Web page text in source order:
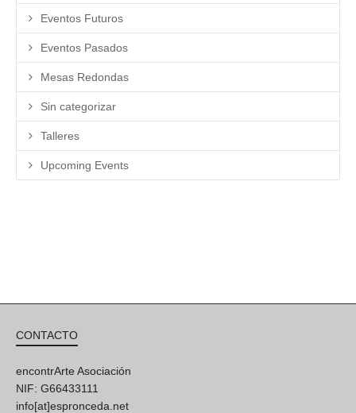
Eventos Futuros
Eventos Pasados
Mesas Redondas
Sin categorizar
Talleres
Upcoming Events
CONTACTO
encontrArte Asociación
NIF: G66433111
info[at]espronceda.net